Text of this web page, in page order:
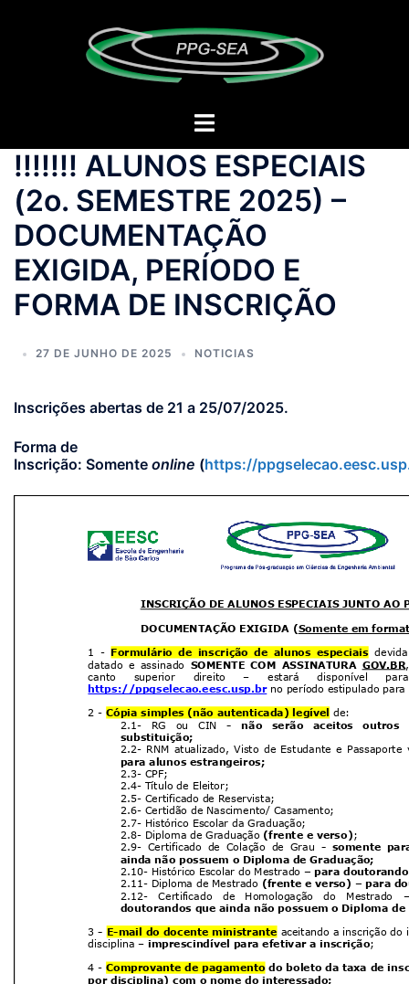
!!!!!!! ALUNOS ESPECIAIS
(2o. SEMESTRE 2025) –
DOCUMENTAÇÃO
EXIGIDA, PERÍODO E
FORMA DE INSCRIÇÃO
27 DE JUNHO DE 2025 NOTICIAS
Inscrições abertas de 21 a 25/07/2025.
Forma de
Inscrição: Somente online (https://